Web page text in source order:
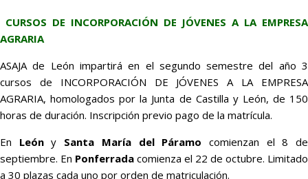
CURSOS DE INCORPORACIÓN DE JÓVENES A LA EMPRESA
AGRARIA
ASAJA de León impartirá en el segundo semestre del año 3
cursos de INCORPORACIÓN DE JÓVENES A LA EMPRESA
AGRARIA, homologados por la Junta de Castilla y León, de 150
horas de duración. Inscripción previo pago de la matrícula.
En Leóny Santa María del Páramo comienzan el 8 de
septiembre. En Ponferrada comienza el 22 de octubre. Limitado
a 30 plazas cada uno por orden de matriculación.